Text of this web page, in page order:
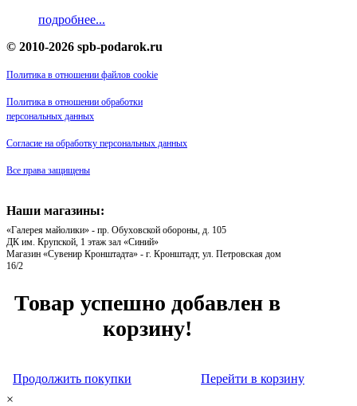
подробнее...
© 2010-2026 spb-podarok.ru
Политика в отношении файлов cookie
Политика в отношении обработки
персональных данных
Согласие на обработку персональных данных
Все права защищены
Наши магазины:
«Галерея майолики» - пр. Обуховской обороны, д. 105
ДК им. Крупской, 1 этаж зал «Синий»
Магазин «Сувенир Кронштадта» - г. Кронштадт, ул. Петровская дом
16/2
Товар успешно добавлен в
корзину!
Продолжить покупки
Перейти в корзину
×